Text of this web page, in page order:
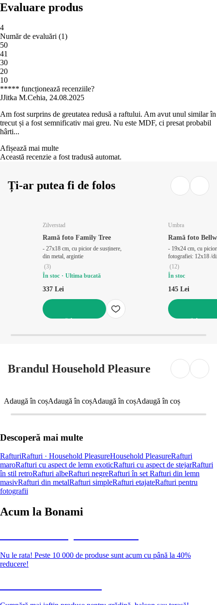
Evaluare produs
4
Număr de evaluări (1)
50
41
30
20
10
***** funcționează recenziile?
JJitka M.Cehia, 24.08.2025
Am fost surprins de greutatea redusă a raftului. Am avut unul similar în
trecut și a fost semnificativ mai greu. Nu este MDF, ci presat probabil
hârti...
Afișează mai multe
Această recenzie a fost tradusă automat.
Ți-ar putea fi de folos
Zilverstad
Ramă foto Family Tree
- 27x18 cm, cu picior de susținere,
din metal, argintie
(3)
În stoc
Ultima bucată
337 Lei
Umbra
Ramă foto
- 19x24 cm, cu
fotografiei: 12x18 /
(12)
În stoc
145 Lei
Brandul Household Pleasure
Adaugă în coșAdaugă în coșAdaugă în coșAdaugă în coș
Descoperă mai multe
RafturiRafturi · Household PleasureHousehold PleasureRafturi
maroRafturi cu aspect de lemn exoticRafturi cu aspect de stejarRafturi
în stil retroRafturi albeRafturi negreRafturi în setRafturi din lemn
masivRafturi din metalRafturi simpleRafturi etajateRafturi pentru
fotografii
Acum la Bonami
Nu le rata! Peste 10 000 de produse sunt acum cu până la 40%
reducere!